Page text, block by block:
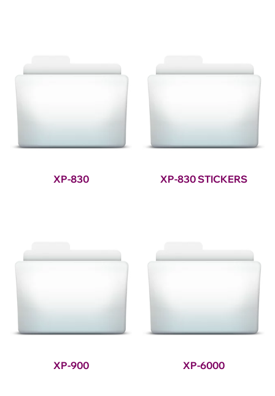
XP-830 XP-830 STICKERS
XP-900 XP-6000